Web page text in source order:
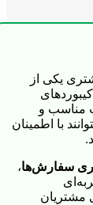
یکی از
مناسب و
با اطمینان
سفارش‌ها،
مشتریان